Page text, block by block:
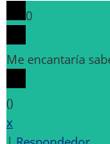
0
Me encantaría
()
x